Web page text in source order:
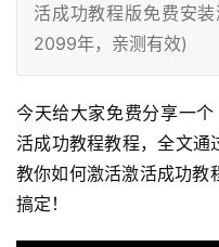
活成功教程版免费安
2099年，亲测有效)
今天给大家免费分享一
活成功教程教程，全文
教你如何激活激活成功
搞定！